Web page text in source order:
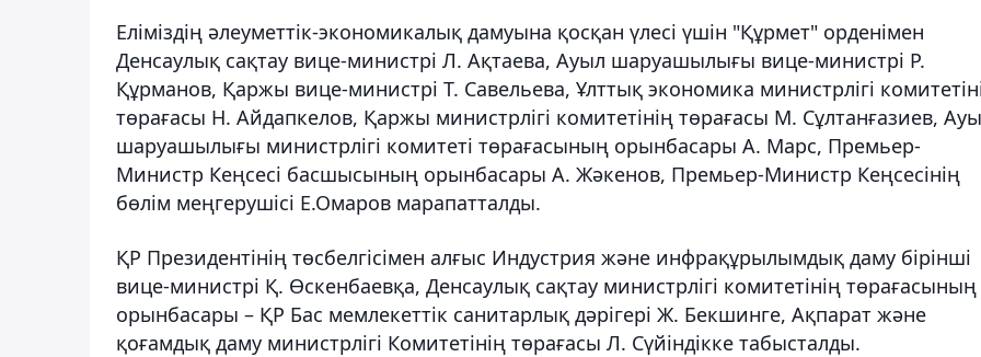
Еліміздің әлеуметтік-экономикалық дамуына қосқан үлесі үшін "Құрмет" орденімен
Денсаулық сақтау вице-министрі Л. Ақтаева, Ауыл шаруашылығы вице-министрі Р.
Құрманов, Қаржы вице-министрі Т. Савельева, Ұлттық экономика министрлігі
төрағасы Н. Айдапкелов, Қаржы министрлігі комитетінің төрағасы М. Сұлтанғазиев,
шаруашылығы министрлігі комитеті төрағасының орынбасары А. Марс, Премьер-
Министр Кеңсесі басшысының орынбасары А. Жәкенов, Премьер-Министр Кеңсесінің
бөлім меңгерушісі Е.Омаров марапатталды.
ҚР Президентінің төсбелгісімен алғыс Индустрия және инфрақұрылымдық даму бірінші
вице-министрі Қ. Өскенбаевқа, Денсаулық сақтау министрлігі комитетінің төрағасының
орынбасары – ҚР Бас мемлекеттік санитарлық дәрігері Ж. Бекшинге, Ақпарат және
қоғамдық даму министрлігі Комитетінің төрағасы Л. Сүйіндікке табысталды.